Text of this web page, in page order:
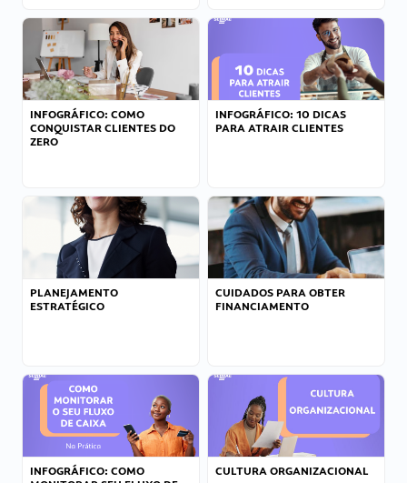
INFOGRÁFICO: COMO
CONQUISTAR CLIENTES DO
ZERO
INFOGRÁFICO: 10 DICAS
PARA ATRAIR CLIENTES
PLANEJAMENTO
ESTRATÉGICO
CUIDADOS PARA OBTER
FINANCIAMENTO
INFOGRÁFICO: COMO
CULTURA ORGANIZACIONAL